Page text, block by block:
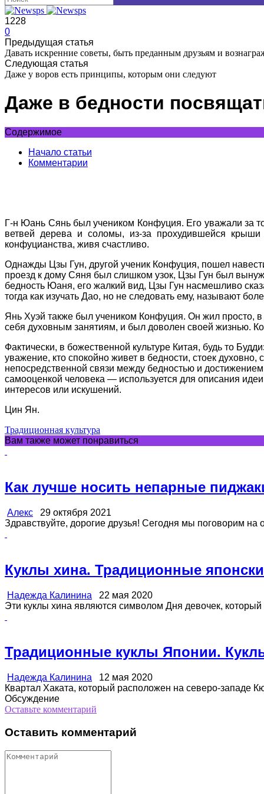
1228
0
Предыдущая статья
Давать искренние советы, быть преданным друзьям и
Следующая статья
Даже у воров есть принципы, которым они следуют
Даже в бедности
Содержимое
Начало статьи
Комментарии
Г-н Юань Сянь был учеником Конфуция. Его уважали за
ветвей дерева и соломы, из-за прохудившейся
конфуцианства, живя счастливо.
Однажды Цзы Гун, другой ученик Конфуция, пошел
проезд к дому Сяня был слишком узок, Цзы Гун был
бедность Юаня, его жалкий вид, Цзы Гун насмешливо
тогда как изучать Дao, но не следовать ему, называют
Янь Хуэй также был учеником Конфуция. Он жил просто, в
себя духовным занятиям, и был доволен своей жизнью.
Фактически, в божественной культуре Китая, будь то
уважение, кто спокойно живет в бедности, стоек духовно,
непосредственной связи между бедностью и
самооценкой человека — используется для описания
интересов или искушений.
Цин Ян.
Традиционная культура
Вам также может понравиться
Как лучше носить непарные
Алекс 29 октября 2021
Здравствуйте, дорогие друзья! Сегодня мы поговорим
Куклы хина. Традиционные
Надежда Калинина 22 мая 2020
Эти куклы хина являются символом Дня девочек, который
Традиционные куклы Японии.
Надежда Калинина 12 мая 2020
Квартал Хаката, который расположен на северо-западе
Обсуждение
Оставьте комментарий
Оставить комментарий